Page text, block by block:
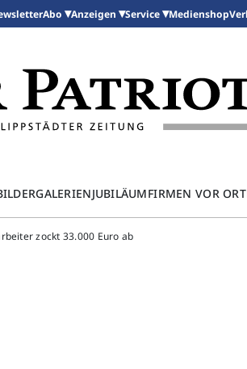
Abo Anzeigen Service Medienshop
JUBILÄUMFIRMEN VOR ORT
zockt 33.000 Euro ab